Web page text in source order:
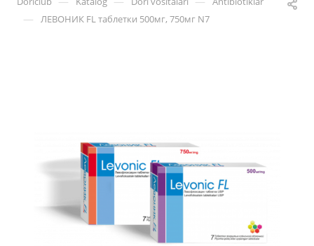
— ЛЕВОНИК FL таблетки 500мг, 750мг N7